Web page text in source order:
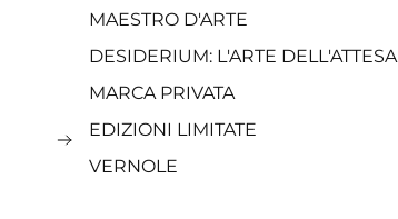
MAESTRO D'ARTE
DESIDERIUM: L'ARTE DELL'ATTESA
MARCA PRIVATA
EDIZIONI LIMITATE
VERNOLE